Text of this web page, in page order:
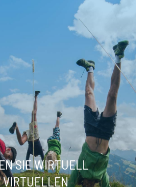
SIE WIRTUELL
VIRTUELLEN